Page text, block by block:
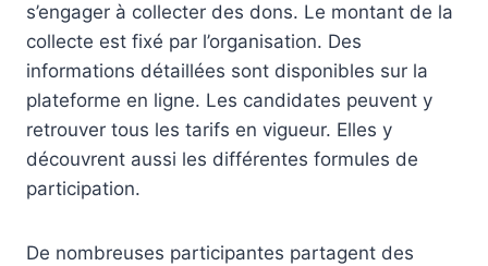
s’engager à collecter des dons. Le montant de la
collecte est fixé par l’organisation. Des
informations détaillées sont disponibles sur la
plateforme en ligne. Les candidates peuvent y
retrouver tous les tarifs en vigueur. Elles y
découvrent aussi les différentes formules de
participation.
De nombreuses participantes partagent des